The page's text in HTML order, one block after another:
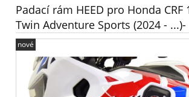
Padací rám HEED pro Honda CRF
Twin Adventure Sports (2024 -
nové